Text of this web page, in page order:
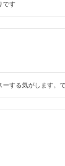
です
する気がします。